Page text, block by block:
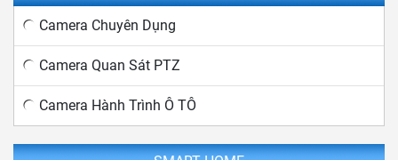
Camera Chuyên Dụng
Camera Quan Sát PTZ
Camera Hành Trình Ô TÔ